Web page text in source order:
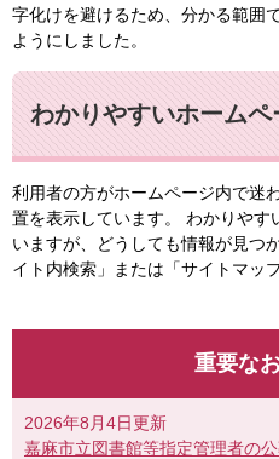
字化けを避けるため、分かる範囲
ようにしました。
わかりやすいホーム
利用者の方がホームページ内で迷
置を表示しています。 わかりやす
いますが、どうしても情報が見つ
イト内検索」または「サイトマッ
重要な
2026年8月4日更新
嘉麻市立図書館等指定管理者の